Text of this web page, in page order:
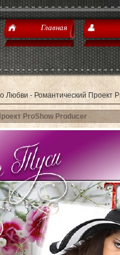
Главная
Любви - Романтический Проект
ProShow Producer